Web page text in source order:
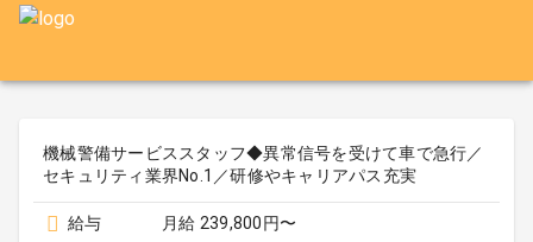
機械警備サービススタッフ◆異常信号を受けて車で急行／
セキュリティ業界No.1／研修やキャリアパス充実
給与
月給 239,800円〜